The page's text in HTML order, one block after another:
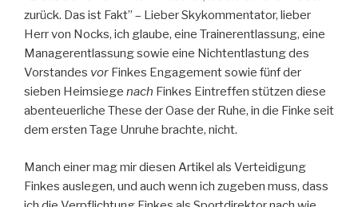
zurück. Das ist Fakt” – Lieber Skykommentator, lieber
Herr von Nocks, ich glaube, eine Trainerentlassung, eine
Managerentlassung sowie eine Nichtentlastung des
Vorstandes vor Finkes Engagement sowie fünf der
sieben Heimsiege nach Finkes Eintreffen stützen diese
abenteuerliche These der Oase der Ruhe, in die Finke seit
dem ersten Tage Unruhe brachte, nicht.
Manch einer mag mir diesen Artikel als Verteidigung
Finkes auslegen, und auch wenn ich zugeben muss, dass